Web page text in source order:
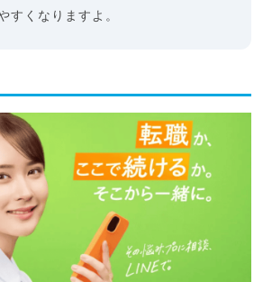
すくなりますよ。